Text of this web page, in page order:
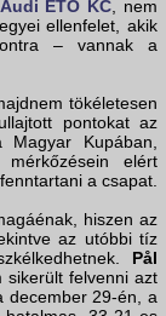
ETO KC, nem
ellenfelet, akik
– vannak a
tökéletesen
pontokat az
Kupában,
elért
a csapat.
hiszen az
az utóbbi tíz
Pål
sikerült felvenni azt
december 29-én, a